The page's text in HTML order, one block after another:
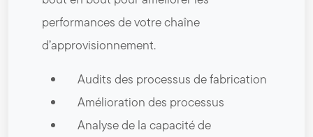
performances de votre chaîne
d’approvisionnement.
Audits des processus de fabrication
Amélioration des processus
Analyse de la capacité de